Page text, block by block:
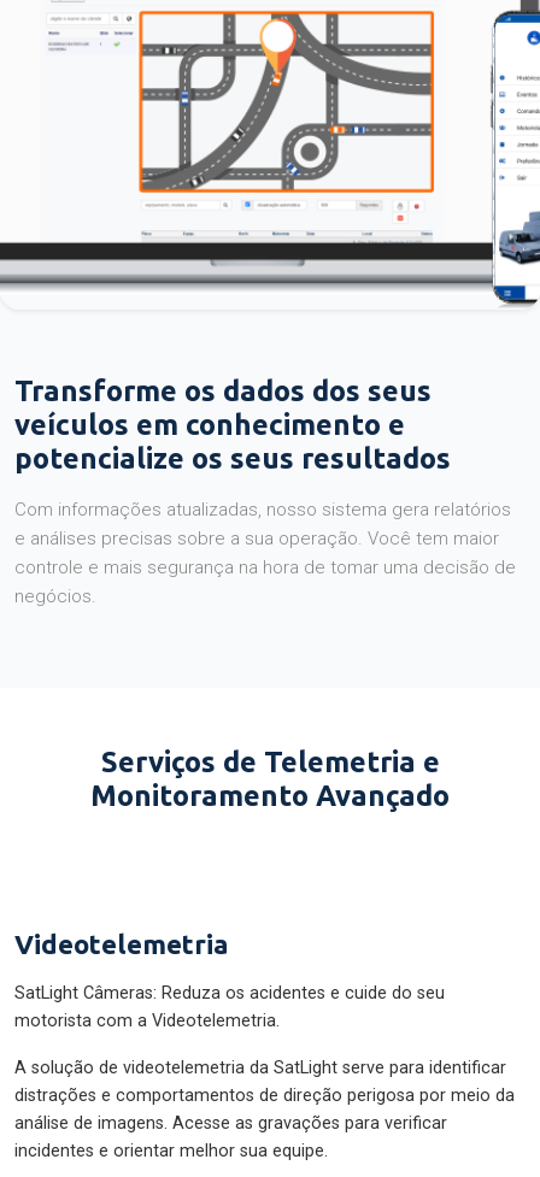
Transforme os dados dos seus
veículos em conhecimento e
potencialize os seus resultados
Com informações atualizadas, nosso sistema gera relatórios
e análises precisas sobre a sua operação. Você tem maior
controle e mais segurança na hora de tomar uma decisão de
negócios.
Serviços de Telemetria e
Monitoramento Avançado
Videotelemetria
SatLight Câmeras: Reduza os acidentes e cuide do seu
motorista com a Videotelemetria.
A solução de videotelemetria da SatLight serve para identificar
distrações e comportamentos de direção perigosa por meio da
análise de imagens. Acesse as gravações para verificar
incidentes e orientar melhor sua equipe.